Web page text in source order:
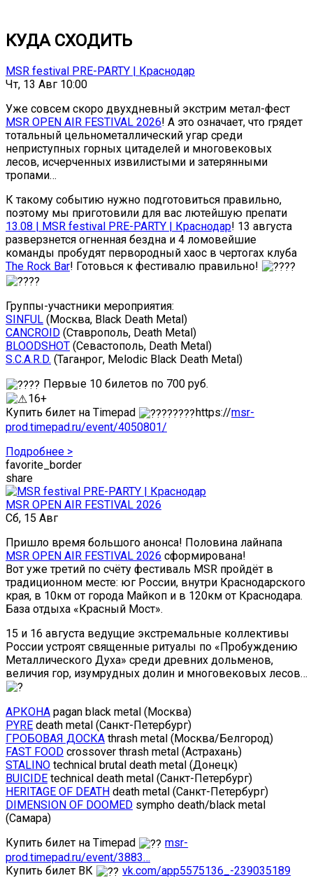
КУДА СХОДИТЬ
MSR festival PRE-PARTY | Краснодар
Чт, 13 Авг 10:00
Уже совсем скоро двухдневный экстрим метал-фест
MSR OPEN AIR FESTIVAL 2026! А это означает, что грядет
тотальный цельнометаллический угар среди
неприступных горных цитаделей и многовековых
лесов, исчерченных извилистыми и затерянными
тропами…
К такому событию нужно подготовиться правильно,
поэтому мы приготовили для вас лютейшую препати
13.08 | MSR festival PRE-PARTY | Краснодар! 13 августа
разверзнется огненная бездна и 4 ломовейшие
команды пробудят первородный хаос в чертогах клуба
The Rock Bar! Готовься к фестивалю правильно!
Группы-участники мероприятия:
SINFUL (Москва, Black Death Metal)
CANCROID (Ставрополь, Death Metal)
BLOODSHOT (Севастополь, Death Metal)
S.C.A.R.D. (Таганрог, Melodic Black Death Metal)
Первые 10 билетов по 700 руб.
16+
Купить билет на Timepad
https://msr-
prod.timepad.ru/event/4050801/
Подробнее >
favorite_border
share
MSR OPEN AIR FESTIVAL 2026
Сб, 15 Авг
Пришло время большого анонса! Половина лайнапа
MSR OPEN AIR FESTIVAL 2026 сформирована!
Вот уже третий по счёту фестиваль MSR пройдёт в
традиционном месте: юг России, внутри Краснодарского
края, в 10км от города Майкоп и в 120км от Краснодара.
База отдыха «Красный Мост».
15 и 16 августа ведущие экстремальные коллективы
России устроят священные ритуалы по «Пробуждению
Металлического Духа» среди древних дольменов,
величия гор, изумрудных долин и многовековых лесов…
АРКОНА pagan black metal (Москва)
PYRE death metal (Санкт-Петербург)
ГРОБОВАЯ ДОСКА thrash metal (Москва/Белгород)
FAST FOOD crossover thrash metal (Астрахань)
STALINO technical brutal death metal (Донецк)
BUICIDE technical death metal (Санкт-Петербург)
HERITAGE OF DEATH death metal (Санкт-Петербург)
DIMENSION OF DOOMED sympho death/black metal
(Самара)
Купить билет на Timepad
msr-
prod.timepad.ru/event/3883…
Купить билет ВК
vk.com/app5575136_-239035189